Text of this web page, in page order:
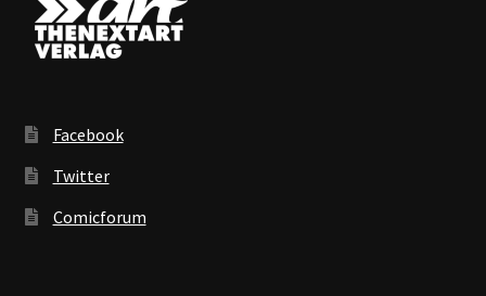
Facebook
Twitter
Comicforum